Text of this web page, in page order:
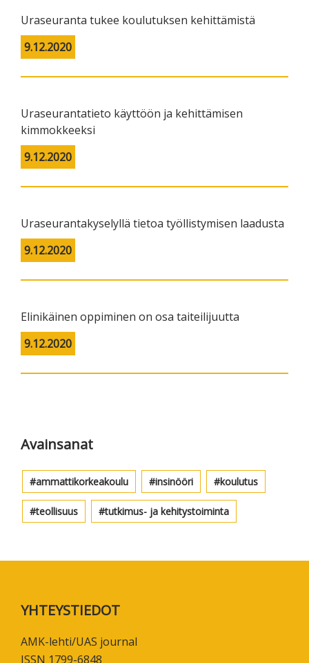
Uraseuranta tukee koulutuksen kehittämistä
9.12.2020
Uraseurantatieto käyttöön ja kehittämisen
kimmokkeeksi
9.12.2020
Uraseurantakyselyllä tietoa työllistymisen laadusta
9.12.2020
Elinikäinen oppiminen on osa taiteilijuutta
9.12.2020
Avainsanat
ammattikorkeakoulu insinööri koulutus
teollisuus tutkimus- ja kehitystoiminta
Footer
YHTEYSTIEDOT
AMK-lehti/UAS journal
ISSN 1799-6848